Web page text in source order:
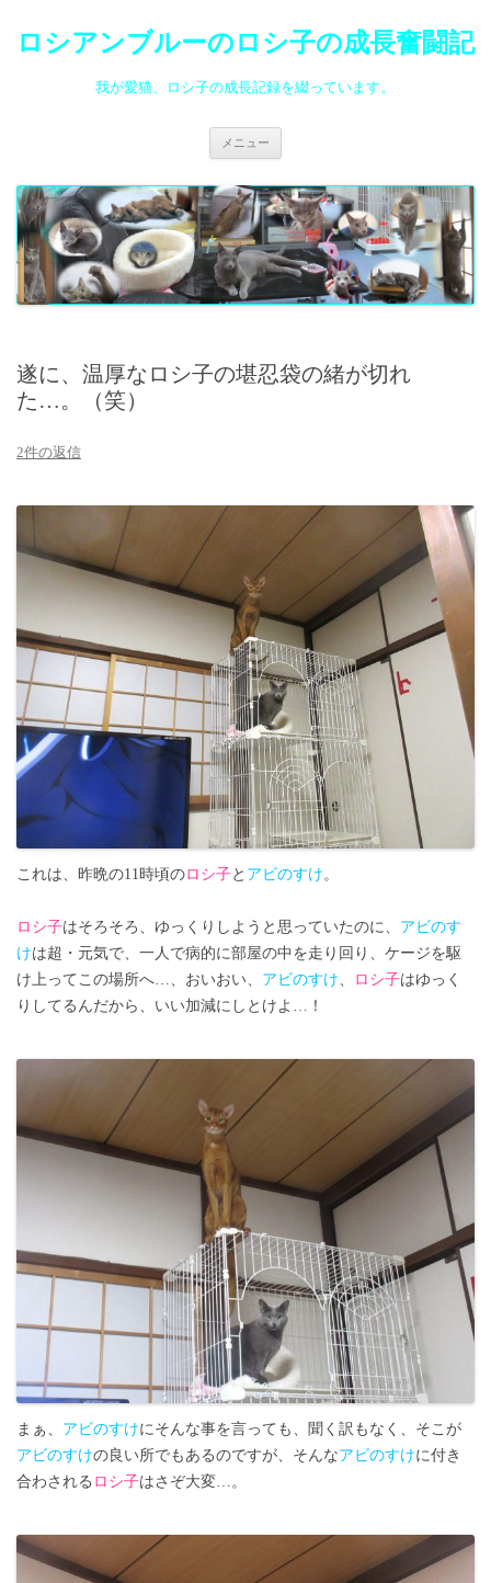
ロシアンブルーのロシ子の成長奮闘記
我が愛猫、ロシ子の成長記録を綴っています。
メニュー
ツ
へ
ス
キ
ッ
プ
遂に、温厚なロシ子の堪忍袋の緒が切れ
た…。（笑）
2件の返信
これは、昨晩の11時頃のロシ子と アビのすけ。
ロシ子はそろそろ、ゆっくりしようと思っていたのに、 アビのす
けは超・元気で、一人で病的に部屋の中を走り回り、ケージを駆
け上ってこの場所へ…、おいおい、 アビのすけ、 ロシ子はゆっく
りしてるんだから、いい加減にしとけよ…！
まぁ、 アビのすけにそんな事を言っても、聞く訳もなく、そこが
アビのすけの良い所でもあるのですが、そんなアビのすけに付き
合わされる ロシ子はさぞ大変…。